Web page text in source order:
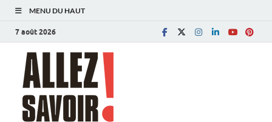
MENU DU HAUT
7 août 2026